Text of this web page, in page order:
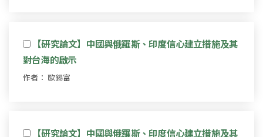
【研究論文】中國與俄羅斯、印度信心建立措施及其
對台海的啟示
作者： 歐錫富
【研究論文】中國與俄羅斯、印度信心建立措施及其